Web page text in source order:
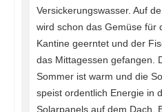
Versickerungswasser. Auf
wird schon das Gemüse für
Kantine geerntet und der
das Mittagessen gefangen.
Sommer ist warm und die
speist ordentlich Energie in
Solarpanels auf dem Dach.